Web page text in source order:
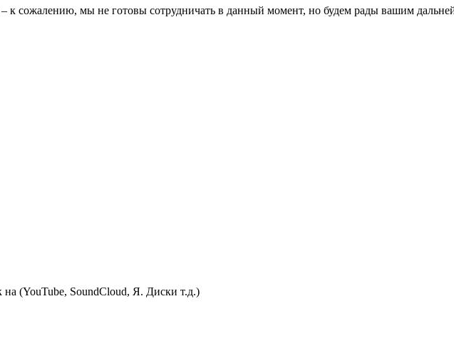
– к сожалению, мы не готовы сотрудничать в данный момент, но будем рады вашим
(YouTube, SoundCloud, Я. Диски т.д.)